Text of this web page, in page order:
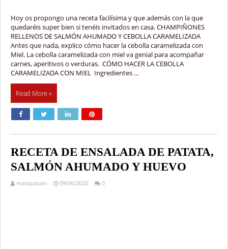
Hoy os propongo una receta facilísima y que además con la que
quedaréis super bien si tenéis invitados en casa. CHAMPIÑONES
RELLENOS DE SALMÓN AHUMADO Y CEBOLLA CARAMELIZADA
Antes que nada, explico cómo hacer la cebolla caramelizada con
Miel. La cebolla caramelizada con miel va genial para acompañar
carnes, aperitivos o verduras. CÓMO HACER LA CEBOLLA
CARAMELIZADA CON MIEL Ingredientes …
Read More »
RECETA DE ENSALADA DE PATATA,
SALMÓN AHUMADO Y HUEVO
martacasals 09/06/2020 0